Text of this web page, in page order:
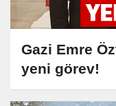
Gazi Emre
yeni görev!